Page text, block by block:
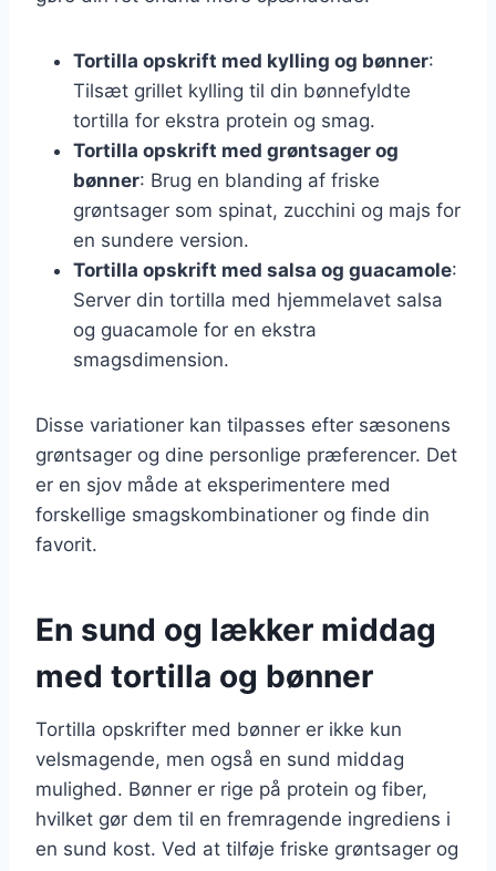
Tortilla opskrift med kylling og bønner:
Tilsæt grillet kylling til din bønnefyldte
tortilla for ekstra protein og smag.
Tortilla opskrift med grøntsager og
bønner: Brug en blanding af friske
grøntsager som spinat, zucchini og majs for
en sundere version.
Tortilla opskrift med salsa og guacamole:
Server din tortilla med hjemmelavet salsa
og guacamole for en ekstra
smagsdimension.
Disse variationer kan tilpasses efter sæsonens
grøntsager og dine personlige præferencer. Det
er en sjov måde at eksperimentere med
forskellige smagskombinationer og finde din
favorit.
En sund og lækker middag
med tortilla og bønner
Tortilla opskrifter med bønner er ikke kun
velsmagende, men også en sund middag
mulighed. Bønner er rige på protein og fiber,
hvilket gør dem til en fremragende ingrediens i
en sund kost. Ved at tilføje friske grøntsager og